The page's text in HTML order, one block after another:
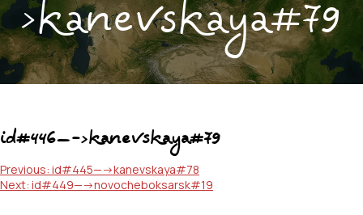
>kanevskaya#79
id#446—->kanevskaya#79
Навигация
по
Previous: id#445—->kanevskaya#78
Next: id#449—->novocheboksarsk#19